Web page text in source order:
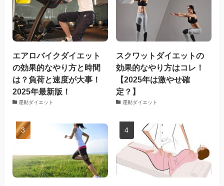
エアロバイクダイエット
の効果的なやり方と時間
は？負荷と速度が大事！
2025年最新版！
運動ダイエット
スクワットダイエットの
効果的なやり方はコレ！
【2025年は激やせ確
定？】
運動ダイエット